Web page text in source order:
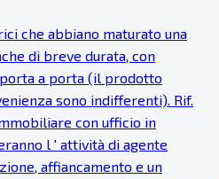
che abbiano maturato una
di breve durata, con
a porta (il prodotto
sono indifferenti). Rif.
con ufficio in
l ' attività di agente
affiancamento e un